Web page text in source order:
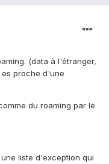
(data à l'étranger,
proche d'une
du roaming par le
liste d'exception qui